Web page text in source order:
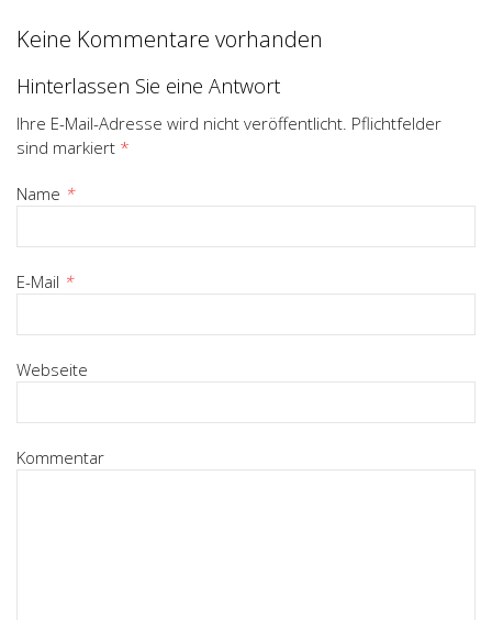
Keine Kommentare vorhanden
Hinterlassen Sie eine Antwort
Ihre E-Mail-Adresse wird nicht veröffentlicht. Pflichtfelder
sind markiert *
Name *
E-Mail *
Webseite
Kommentar